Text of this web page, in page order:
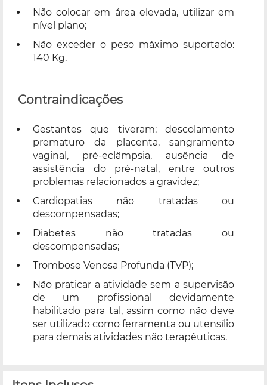
Não colocar em área elevada, utilizar em
nível plano;
Não exceder o peso máximo suportado:
140 Kg.
Contraindicações
Gestantes que tiveram: descolamento
prematuro da placenta, sangramento
vaginal, pré-eclâmpsia, ausência de
assistência do pré-natal, entre outros
problemas relacionados a gravidez;
Cardiopatias não tratadas ou
descompensadas;
Diabetes não tratadas ou
descompensadas;
Trombose Venosa Profunda (TVP);
Não praticar a atividade sem a supervisão
de um profissional devidamente
habilitado para tal, assim como não deve
ser utilizado como ferramenta ou utensílio
para demais atividades não terapêuticas.